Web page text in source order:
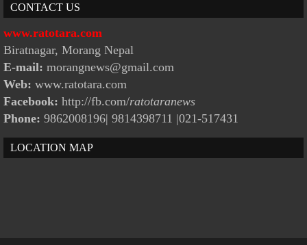
CONTACT US
www.ratotara.com
Biratnagar, Morang Nepal
E-mail: morangnews@gmail.com
Web: www.ratotara.com
Facebook: http://fb.com/ratotaranews
Phone: 9862008196| 9814398711 |021-517431
LOCATION MAP